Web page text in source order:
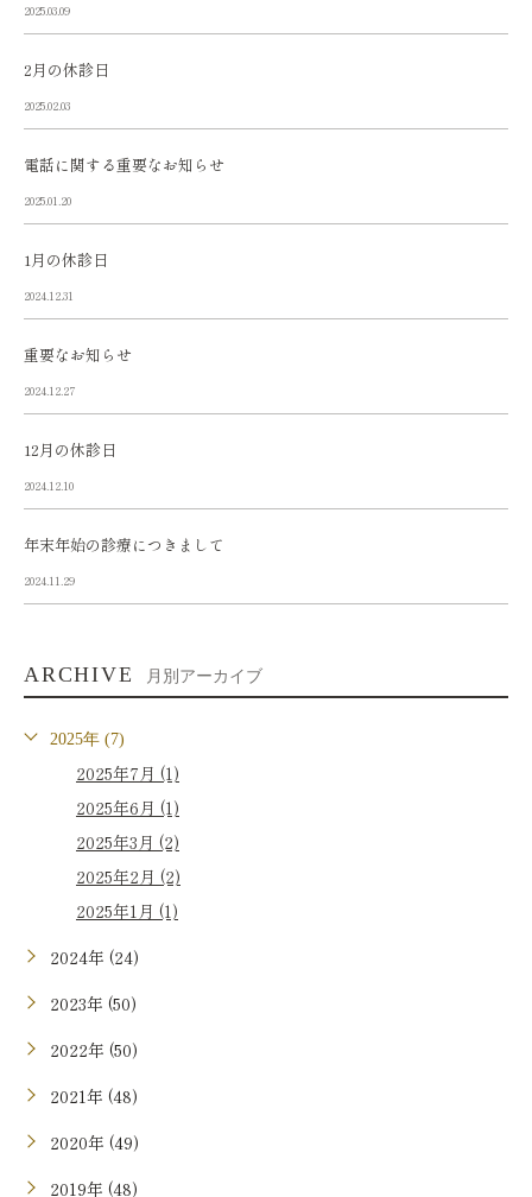
2025.03.09
2月の休診日
2025.02.03
電話に関する重要なお知らせ
2025.01.20
1月の休診日
2024.12.31
重要なお知らせ
2024.12.27
12月の休診日
2024.12.10
年末年始の診療につきまして
2024.11.29
ARCHIVE 月別アーカイブ
2025年 (7)
2025年7月 (1)
2025年6月 (1)
2025年3月 (2)
2025年2月 (2)
2025年1月 (1)
2024年 (24)
2023年 (50)
2022年 (50)
2021年 (48)
2020年 (49)
2019年 (48)